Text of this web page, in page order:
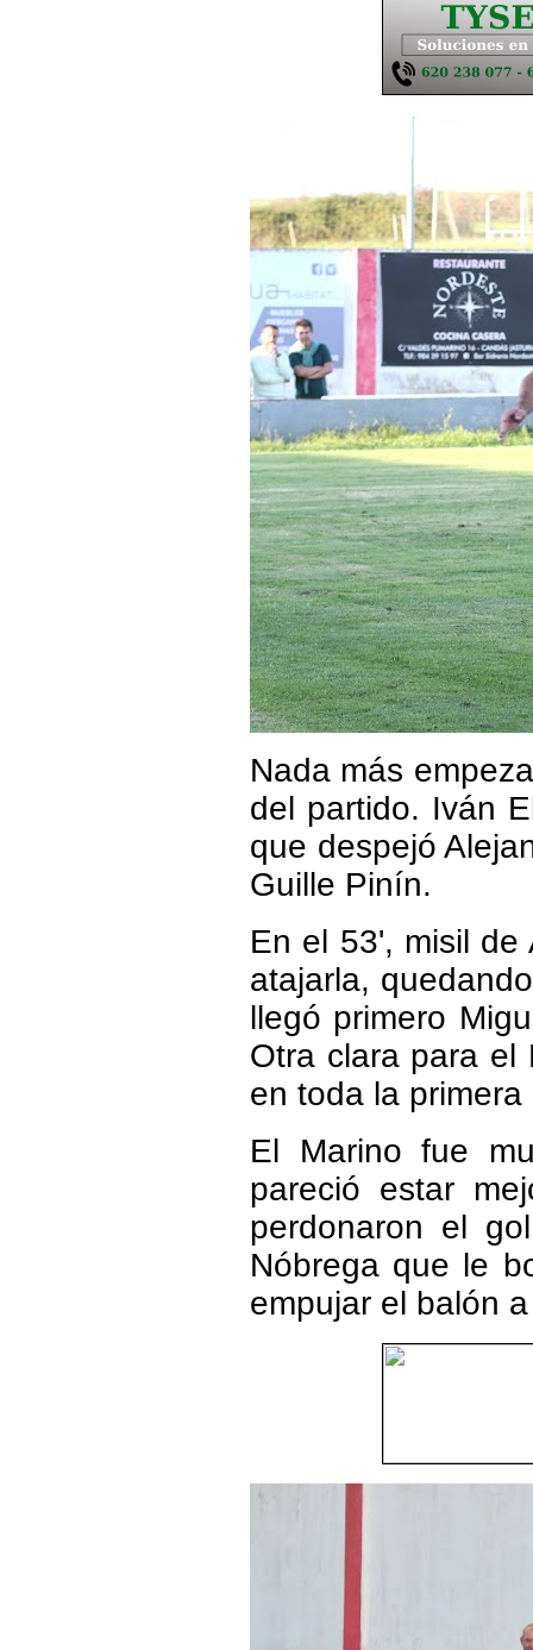
Nada más
del partido. Iván
que despejó
Guille Pinín.
En el 53', misil de
atajarla,
llegó primero
Otra clara para el
en toda la primera
El Marino fue
pareció estar
perdonaron el
Nóbrega que le
empujar el balón